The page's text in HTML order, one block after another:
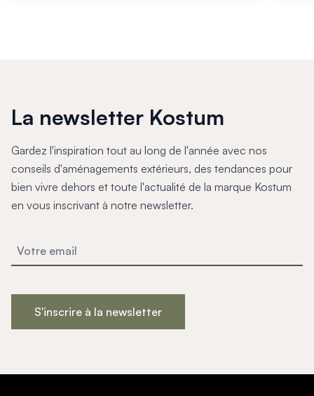
La newsletter Kostum
Gardez l'inspiration tout au long de l'année avec nos
conseils d'aménagements extérieurs, des tendances pour
bien vivre dehors et toute l'actualité de la marque Kostum
en vous inscrivant à notre newsletter.
S'inscrire à la newsletter